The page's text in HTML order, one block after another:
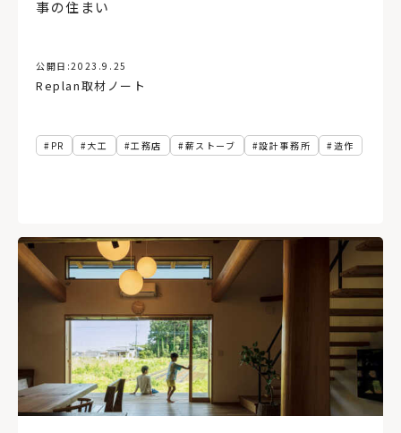
事の住まい
公開日:2023.9.25
Replan取材ノート
PR 大工 工務店 薪ストーブ 設計事務所 造作